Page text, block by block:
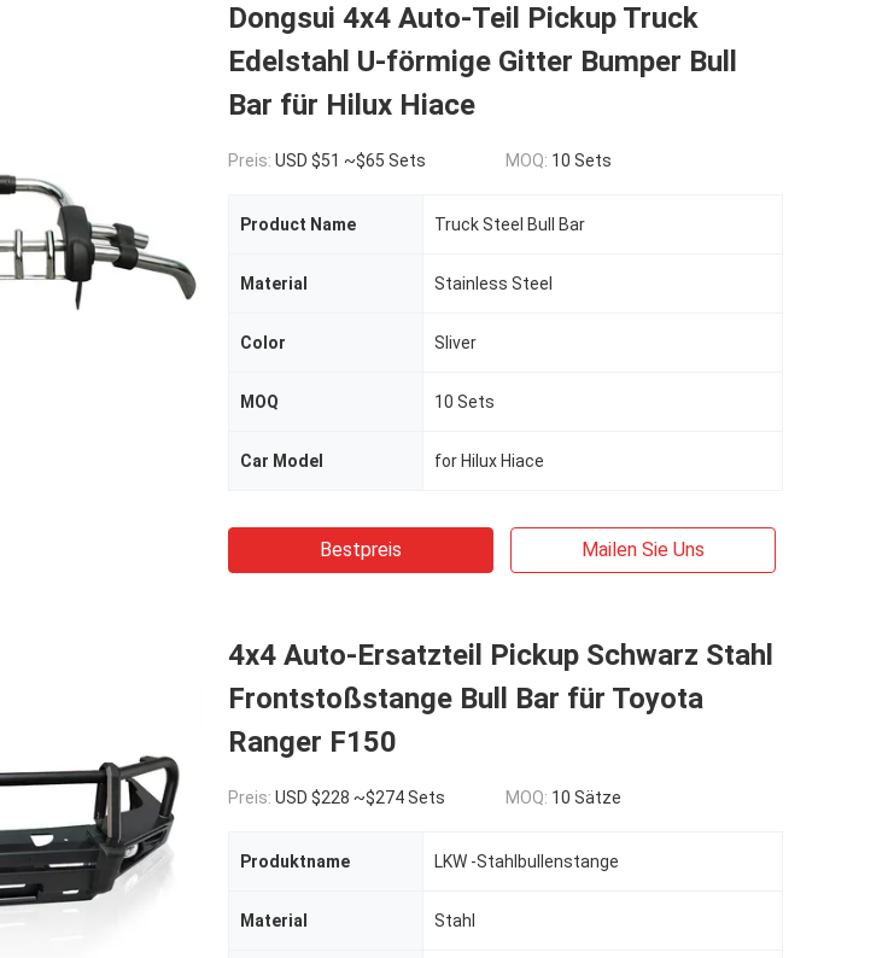
Dongsui 4x4 Auto-Teil Pickup Truck
Edelstahl U-förmige Gitter Bumper Bull
Bar für Hilux Hiace
Preis: USD $51 ~$65 Sets MOQ: 10 Sets
Product Name Truck Steel Bull Bar
Material Stainless Steel
Color Sliver
MOQ 10 Sets
Car Model for Hilux Hiace
Bestpreis Mailen Sie Uns
4x4 Auto-Ersatzteil Pickup Schwarz Stahl
Frontstoßstange Bull Bar für Toyota
Ranger F150
Preis: USD $228 ~$274 Sets MOQ: 10 Sätze
Produktname LKW -Stahlbullenstange
Material Stahl